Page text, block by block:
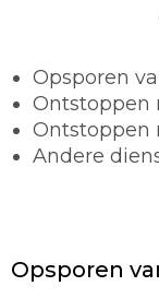
Opsporen
Ontstoppen
Ontstoppen
Andere
Opsporen